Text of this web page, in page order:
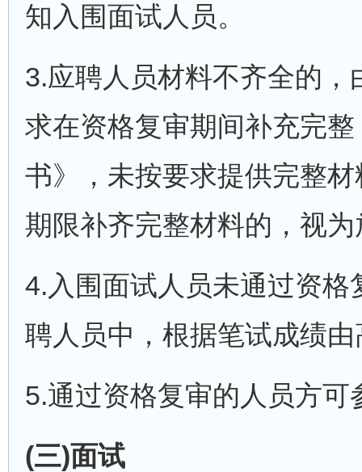
知入围面试人员。
3.应聘人员材料不齐全的
求在资格复审期间补充完
书》，未按要求提供完整
期限补齐完整材料的，视
4.入围面试人员未通过资
聘人员中，根据笔试成绩
5.通过资格复审的人员方可
(三)面试